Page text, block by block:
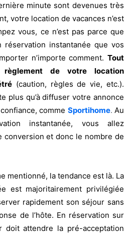
minute sont devenues très
votre location de vacances n’est
vous, ce n’est pas parce que
réservation instantanée que vos
n’importe comment. Tout
de votre location
(caution, règles de vie, etc.).
plus qu’à diffuser votre annonce
comme Sportihome.Au
instantanée, vous allez
conversion et donc le nombre de
mentionné, la tendance est là. La
est majoritairement privilégiée
rapidement son séjour sans
de l’hôte. En réservation sur
doit attendre la pré-acceptation